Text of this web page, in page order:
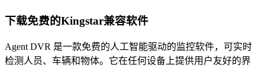
下载免费的Kingstar兼容软件
Agent DVR 是一款免费的人工智能驱动的监控软件，可实时
检测人员、车辆和物体。它在任何设备上提供用户友好的界